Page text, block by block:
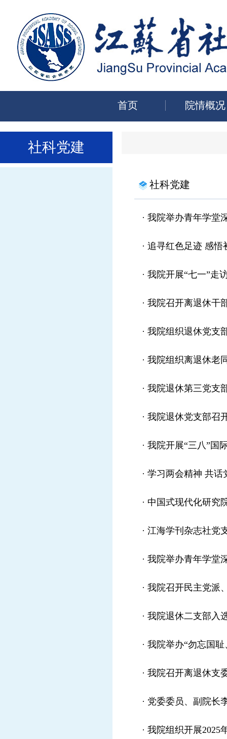
首页 院情概况
社科党建
社科党建
· 我院举办青年学堂
· 追寻红色足迹 感
· 我院开展“七一”走
· 我院召开离退休干
· 我院组织退休党支
· 我院组织离退休老
· 我院退休第三党支
· 我院退休党支部召
· 我院开展“三八”国
· 学习两会精神 共
· 中国式现代化研究
· 江海学刊杂志社党
· 我院举办青年学堂
· 我院召开民主党派
· 我院退休二支部入
· 我院举办“勿忘国
· 我院召开离退休支
· 党委委员、副院长
· 我院组织开展2025